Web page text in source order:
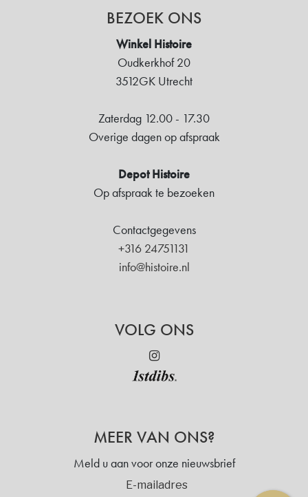
BEZOEK ONS
Winkel Histoire
Oudkerkhof 20
3512GK Utrecht
Zaterdag 12.00 - 17.30
Overige dagen op afspraak
Depot Histoire
Op afspraak te bezoeken
Contactgegevens
+316 24751131
info@histoire.nl
VOLG ONS
MEER VAN ONS?
Meld u aan voor onze nieuwsbrief